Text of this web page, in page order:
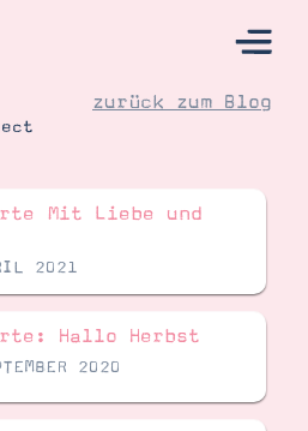
zurück zum Blog
Mit Liebe und
2021
Hallo Herbst
2020